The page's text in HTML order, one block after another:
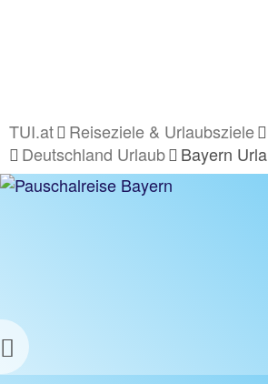
TUI.at Reiseziele & Urlaubsziele
Deutschland Urlaub
Bayern
Previous